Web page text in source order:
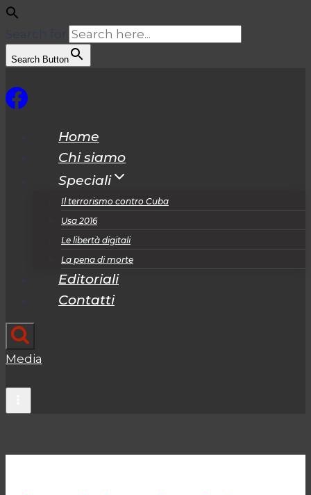
Search Button
al
Home
Chi siamo
Speciali
Il terrorismo contro Cuba
Usa 2016
Le libertà digitali
La pena di morte
Editoriali
Contatti
Media